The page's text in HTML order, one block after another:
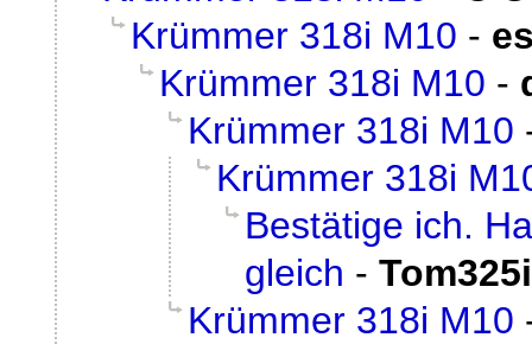
Krümmer 318i M10 -
Krümmer 318i M10 -
Krümmer 318i M10
Krümmer 318i
Bestätige ich.
gleich -
Krümmer 318i M10